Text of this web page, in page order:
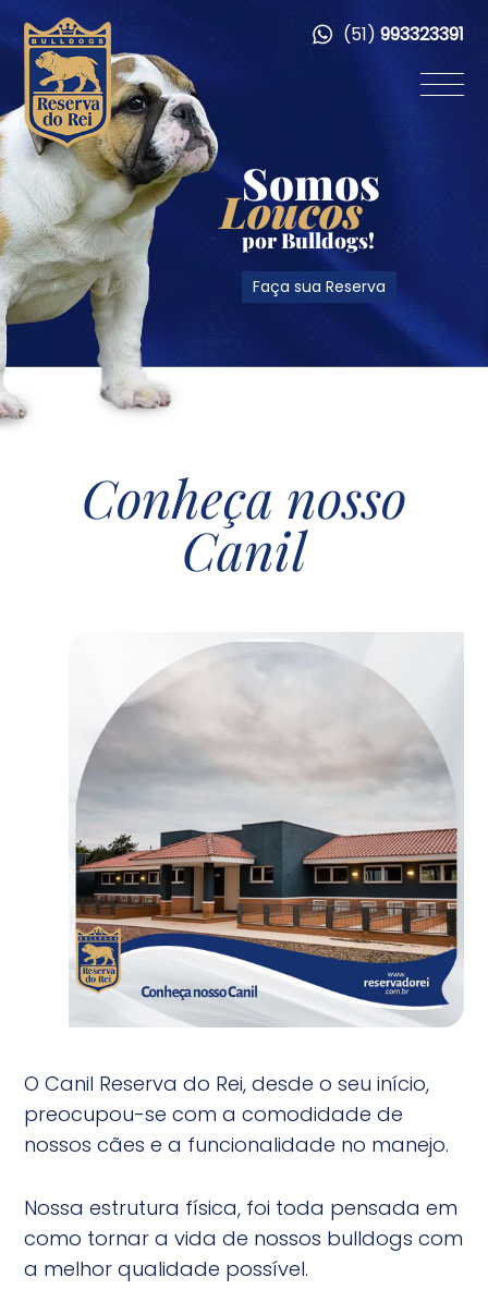
Somos
Loucos
por Bulldogs!
Faça sua Reserva
(51) 993323391
Conheça nosso
Canil
O Canil Reserva do Rei, desde o seu início,
preocupou-se com a comodidade de
nossos cães e a funcionalidade no manejo.
Nossa estrutura física, foi toda pensada em
como tornar a vida de nossos bulldogs com
a melhor qualidade possível.